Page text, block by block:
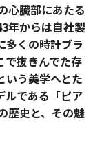
心臓部にあたる
年からは自社製
多くの時計ブラ
で抜きんでた存
いう美学へとた
ルである「ピア
歴史と、その魅